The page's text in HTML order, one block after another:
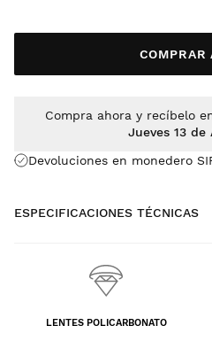
COMPRAR
Devoluciones en monedero
Compra ahora y recíbelo
Jueves 13 de
ESPECIFICACIONES TÉCNICAS
LENTES POLICARBONATO